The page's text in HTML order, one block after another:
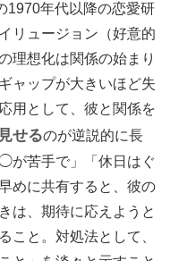
1970年代以降の恋愛研
リュージョン（好意的
理想化は関係の始まり
ャップが大きいほど失
用として、彼と関係を
せるのが逆説的に長
が苦手で」「休日はぐ
めに共有すると、彼の
は、期待に応えようと
こと。対処法として、